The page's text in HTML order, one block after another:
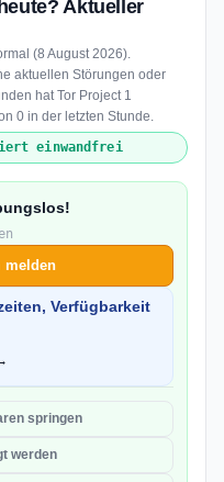
Aktueller
(8 August 2026).
aktuellen Störungen oder
hat Tor Project 1
0 in der letzten Stunde.
einwandfrei
melden
Verfügbarkeit
springen
werden